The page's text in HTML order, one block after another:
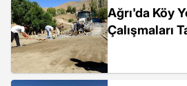
Ağrı'da Köy
Çalışmaları